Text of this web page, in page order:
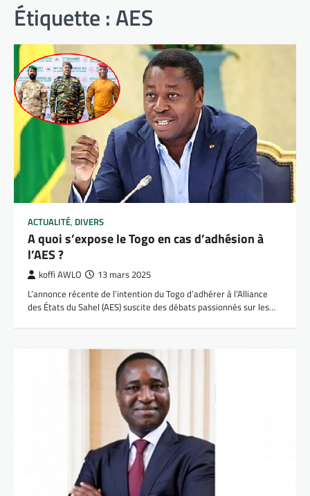
Étiquette :AES
ACTUALITÉ, DIVERS
A quoi s’expose le Togo en cas d’adhésion à
l’AES ?
koffi AWLO 13 mars 2025
L’annonce récente de l’intention du Togo d’adhérer à l’Alliance
des États du Sahel (AES) suscite des débats passionnés sur les…